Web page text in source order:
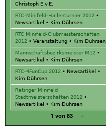
Christoph E.v.E.
RTC-Minifeld-Hallenturnier 2012 •
Newsartikel
• Kim Dührsen
RTC Minifeld-Clubmeisterschaften
2012 • Veranstaltung • Kim Dührsen
Mannschaftsbezirksmeister M12 •
Newsartikel
• Kim Dührsen
RTC-4FunCup 2012 • Newsartikel
•
Kim Dührsen
Ratinger Minifeld
Stadtmeisterschaften 2012 •
Newsartikel
• Kim Dührsen
1 von 83 -›